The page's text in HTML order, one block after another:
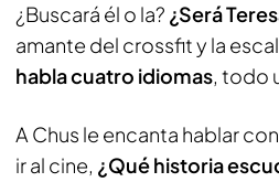
¿Buscará él o la? ¿Será
amante del crossfit y la
habla cuatro idiomas, todo
A Chus le encanta hablar
ir al cine, ¿Qué historia